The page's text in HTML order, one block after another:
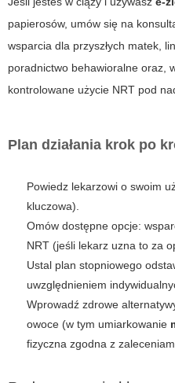
papierosów, umów się na
wsparcia dla przyszłych matek,
poradnictwo behawioralne oraz,
kontrolowane użycie NRT pod
Plan działania krok po
Powiedz lekarzowi o swoim
kluczowa).
Omów dostępne opcje:
NRT (jeśli lekarz uzna to za
Ustal plan stopniowego
uwzględnieniem
Wprowadź zdrowe
owoce (w tym umiarkowanie
fizyczna zgodna z